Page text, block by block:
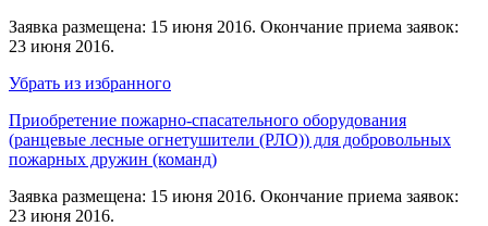
Заявка размещена: 15 июня 2016. Окончание приема заявок:
23 июня 2016.
Убрать из избранного
Приобретение пожарно-спасательного оборудования
(ранцевые лесные огнетушители (РЛО)) для добровольных
пожарных дружин (команд)
Заявка размещена: 15 июня 2016. Окончание приема заявок:
23 июня 2016.